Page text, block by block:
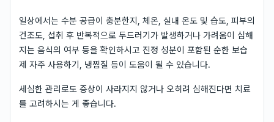
일상에서는 수분 공급이 충분한지, 체온, 실내 온도 및 습도, 피부의
건조도, 섭취 후 반복적으로 두드러기가 발생하거나 가려움이 심해
지는 음식의 여부 등을 확인하시고 진정 성분이 포함된 순한 보습
제 자주 사용하기, 냉찜질 등이 도움이 될 수 있습니다.
세심한 관리로도 증상이 사라지지 않거나 오히려 심해진다면 치료
를 고려하시는 게 좋습니다.